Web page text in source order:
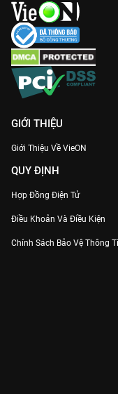
GIỚI THIỆU
Giới Thiệu Về VieON
QUY ĐỊNH
Hợp Đồng Điện Tử
Điều Khoản Và Điều Kiện
Chính Sách Bảo Vệ Thông